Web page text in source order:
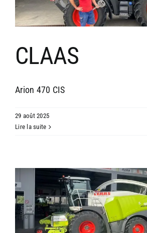
CLAAS
Arion 470 CIS
29 août 2025
Lire la suite